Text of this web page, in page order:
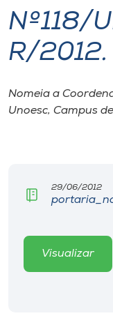
I.nova
Cultura
Biblioteca
Editora
Nº118/
R/2012.
Nomeia a
Unoesc, Campus
29/06/2012
Visualizar